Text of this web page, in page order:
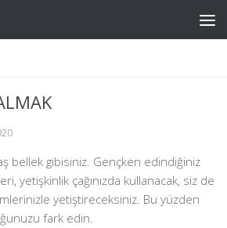
bellek gibisiniz. Gençken edindiğiniz
yetişkinlik çağınızda kullanacak, siz de
yetiştireceksiniz. Bu yüzden
fark edin.